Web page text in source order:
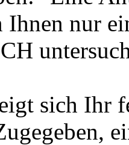
Ihnen nur
sich Ihr